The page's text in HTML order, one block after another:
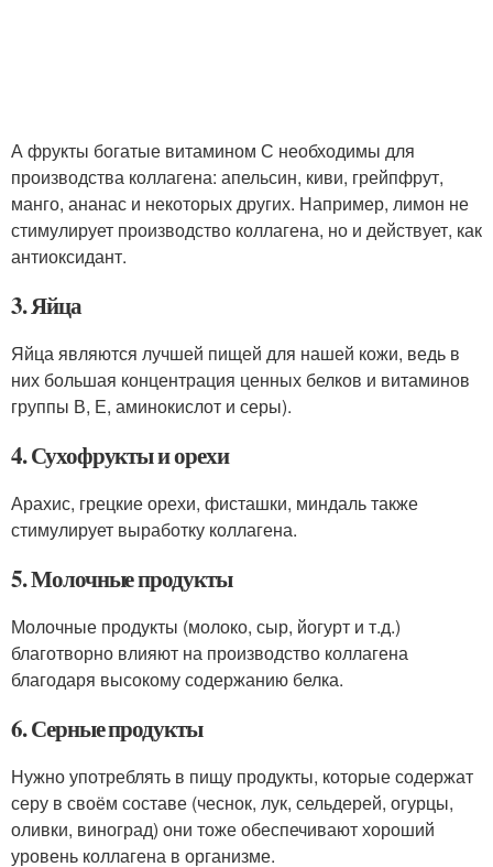
А фрукты богатые витамином С необходимы для
производства коллагена: апельсин, киви, грейпфрут,
манго, ананас и некоторых других. Например, лимон не
стимулирует производство коллагена, но и действует, как
антиоксидант.
3. Яйца
Яйца являются лучшей пищей для нашей кожи, ведь в
них большая концентрация ценных белков и витаминов
группы В, Е, аминокислот и серы).
4. Сухофрукты и орехи
Арахис, грецкие орехи, фисташки, миндаль также
стимулирует выработку коллагена.
5. Молочные продукты
Молочные продукты (молоко, сыр, йогурт и т.д.)
благотворно влияют на производство коллагена
благодаря высокому содержанию белка.
6. Серные продукты
Нужно употреблять в пищу продукты, которые содержат
серу в своём составе (чеснок, лук, сельдерей, огурцы,
оливки, виноград) они тоже обеспечивают хороший
уровень коллагена в организме.